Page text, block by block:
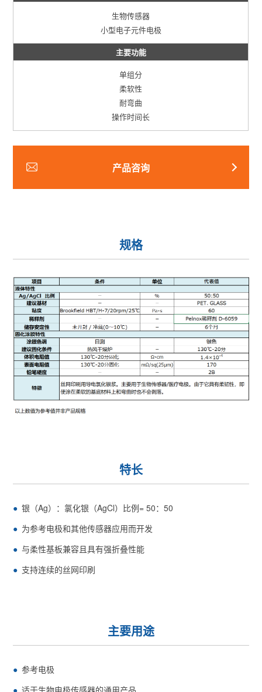
生物传感器
小型电子元件电极
主要功能
单组分
柔软性
耐弯曲
操作时间长
产品咨询
规格
特长
银（Ag）：氯化银（AgCl）比例= 50：50
为参考电极和其他传感器应用而开发
与柔性基板兼容且具有强折叠性能
支持连续的丝网印刷
主要用途
参考电极
适于生物电极传感器的通用产品